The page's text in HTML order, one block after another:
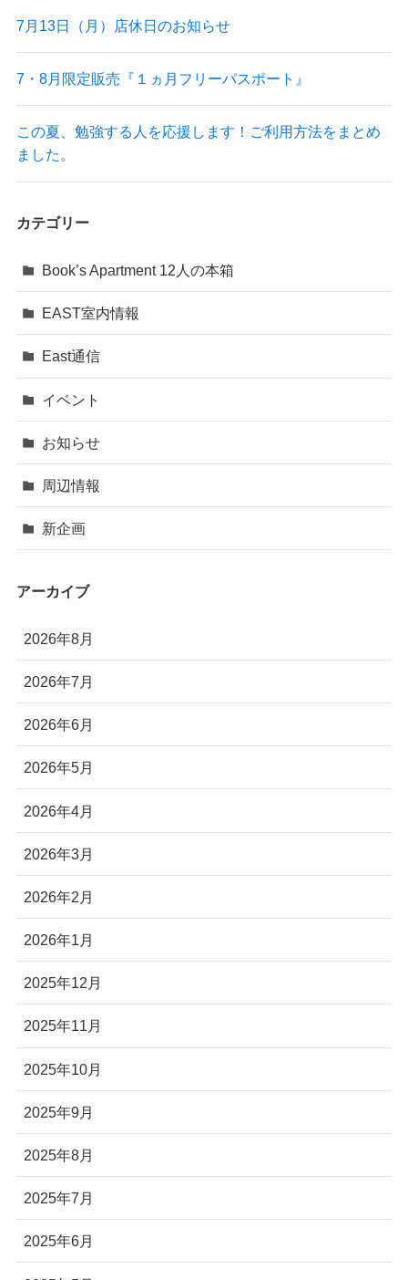
7月13日（月）店休日のお知らせ
7・8月限定販売『１ヵ月フリーパスポート』
この夏、勉強する人を応援します！ご利用方法をまとめ
ました。
カテゴリー
Book’s Apartment 12人の本箱
EAST室内情報
East通信
イベント
お知らせ
周辺情報
新企画
アーカイブ
2026年8月
2026年7月
2026年6月
2026年5月
2026年4月
2026年3月
2026年2月
2026年1月
2025年12月
2025年11月
2025年10月
2025年9月
2025年8月
2025年7月
2025年6月